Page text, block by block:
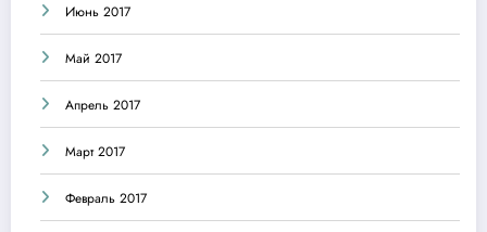
Июнь 2017
Май 2017
Апрель 2017
Март 2017
Февраль 2017